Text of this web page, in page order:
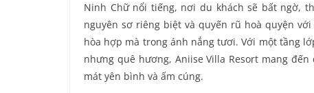
Ninh Chữ nổi tiếng, nơi du khách sẽ bất ngờ,
nguyên sơ riêng biệt và quyến rũ hoà quyện
hòa hợp mà trong ánh nắng tươi. Với một tầng
nhưng quê hương, Aniise Villa Resort mang
mát yên bình và ấm cúng.